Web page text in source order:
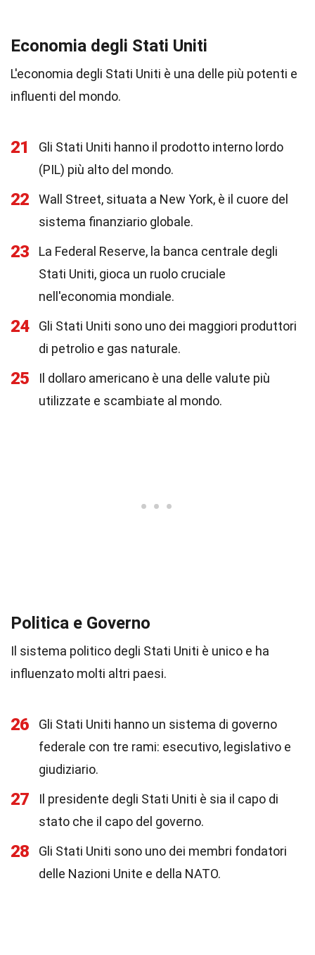
Economia degli Stati Uniti
L'economia degli Stati Uniti è una delle più potenti e
influenti del mondo.
21
Gli Stati Uniti hanno il prodotto interno lordo
(PIL) più alto del mondo.
22
Wall Street, situata a New York, è il cuore del
sistema finanziario globale.
23
La Federal Reserve, la banca centrale degli
Stati Uniti, gioca un ruolo cruciale
nell'economia mondiale.
24
Gli Stati Uniti sono uno dei maggiori produttori
di petrolio e gas naturale.
25
Il dollaro americano è una delle valute più
utilizzate e scambiate al mondo.
Politica e Governo
Il sistema politico degli Stati Uniti è unico e ha
influenzato molti altri paesi.
26
Gli Stati Uniti hanno un sistema di governo
federale con tre rami: esecutivo, legislativo e
giudiziario.
27
Il presidente degli Stati Uniti è sia il capo di
stato che il capo del governo.
28
Gli Stati Uniti sono uno dei membri fondatori
delle Nazioni Unite e della NATO.